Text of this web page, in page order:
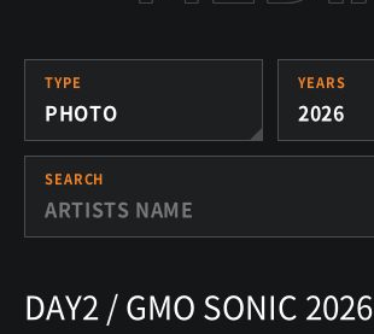
TYPE
PHOTO
YEARS
2026
SEARCH
DAY2 / GMO SONIC 2026